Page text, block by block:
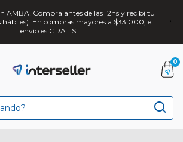
AMBA! Comprá antes de las 12hs y recibí tu
hábiles). En compras mayores a $33.000, el
envío es GRATIS.
0